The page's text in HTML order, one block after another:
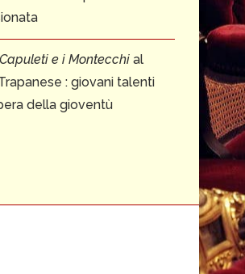
e i Montecchi al
: giovani talenti
della gioventù